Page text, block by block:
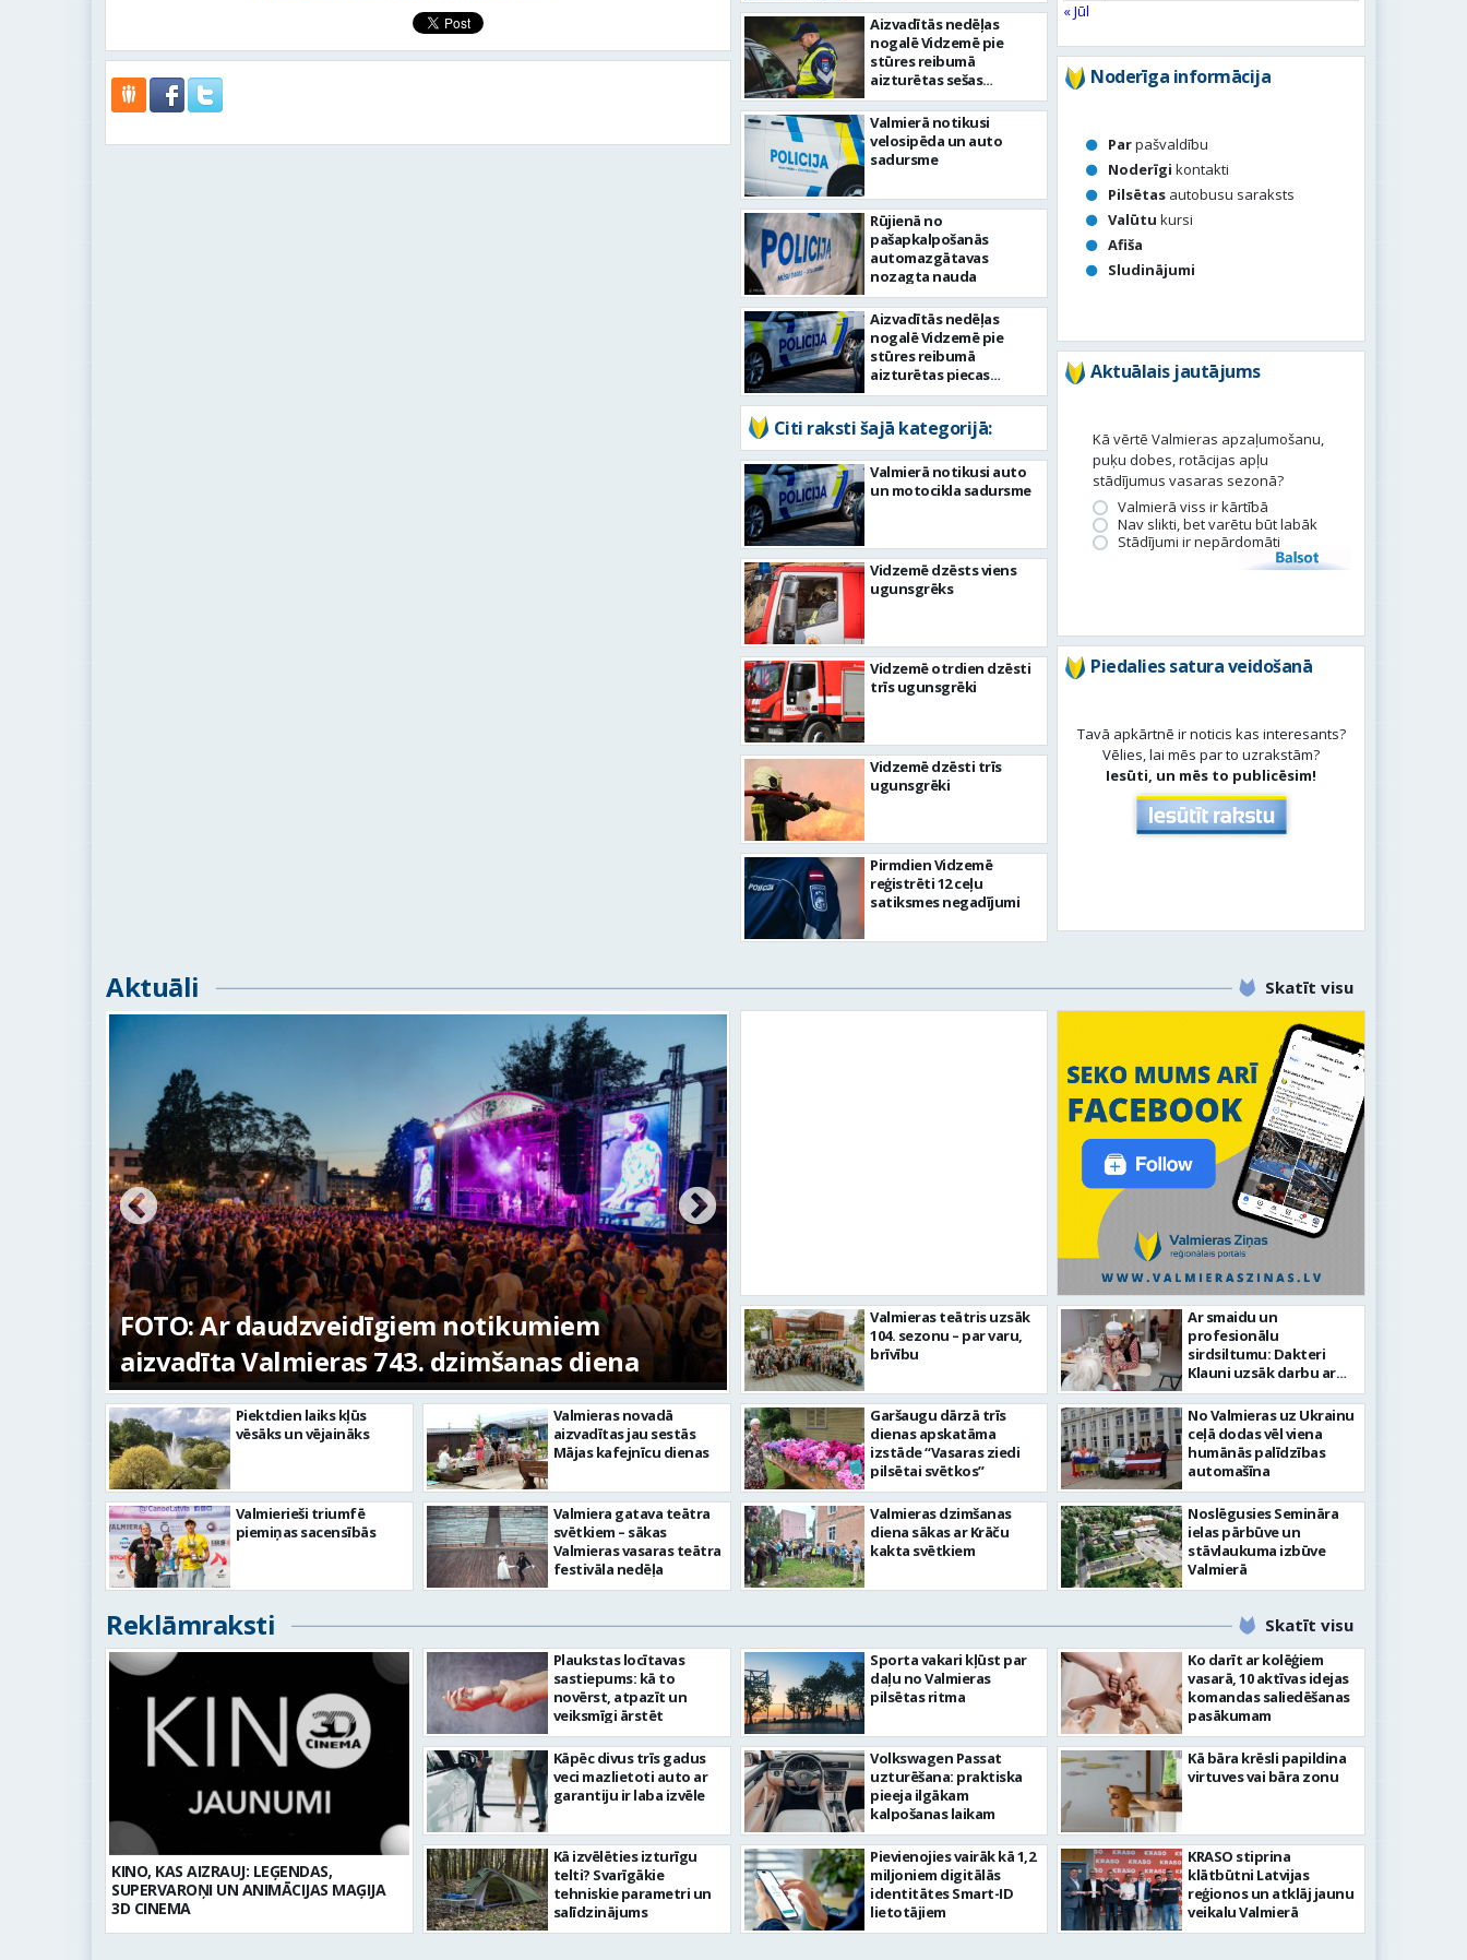
Aizvadītās nedēļas
nogalē Vidzemē pie
stūres reibumā
aizturētas sešas
personas
Valmierā notikusi
velosipēda un auto
sadursme
Rūjienā no
pašapkalpošanās
automazgātavas
nozagta nauda
Aizvadītās nedēļas
nogalē Vidzemē pie
stūres reibumā
aizturētas piecas
personas
Citi raksti šajā kategorijā:
Valmierā notikusi auto
un motocikla sadursme
Vidzemē dzēsts viens
ugunsgrēks
Vidzemē otrdien dzēsti
trīs ugunsgrēki
Vidzemē dzēsti trīs
ugunsgrēki
Pirmdien Vidzemē
reģistrēti 12 ceļu
satiksmes negadījumi
« Jūl
Noderīga informācija
Parpašvaldību
Noderīgi kontakti
Pilsētas autobusu saraksts
Valūtu kursi
Afiša
Sludinājumi
Aktuālais jautājums
Kā vērtē Valmieras apzaļumošanu,
puķu dobes, rotācijas apļu
stādījumus vasaras sezonā?
Valmierā viss ir kārtībā
Nav slikti, bet varētu būt labāk
Stādījumi ir nepārdomāti
Balsot
Piedalies satura veidošanā
Tavā apkārtnē ir noticis kas interesants?
Vēlies, lai mēs par to uzrakstām?
Iesūti, un mēs to publicēsim!
Aktuāli Skatīt visu
FOTO: Ar daudzveidīgiem notikumiem
aizvadīta Valmieras 743. dzimšanas diena
FOTO: Valmieras pilsētas svētku gājiens 2026
Piektdien laiks kļūs
vēsāks un vējaināks
Valmierieši triumfē
piemiņas sacensībās
Valmieras novadā
aizvadītas jau sestās
Mājas kafejnīcu dienas
Valmiera gatava teātra
svētkiem – sākas
Valmieras vasaras teātra
festivāla nedēļa
Valmieras teātris uzsāk
104. sezonu – par varu,
brīvību
Garšaugu dārzā trīs
dienas apskatāma
izstāde “Vasaras ziedi
pilsētai svētkos”
Valmieras dzimšanas
diena sākas ar Krāču
kakta svētkiem
Ar smaidu un
profesionālu
sirdsiltumu: Dakteri
Klauni uzsāk darbu ar
senioriem Vidzemes
slimnīcā
No Valmieras uz Ukrainu
ceļā dodas vēl viena
humānās palīdzības
automašīna
Noslēgusies Semināra
ielas pārbūve un
stāvlaukuma izbūve
Valmierā
Reklāmraksti Skatīt visu
KINO, KAS AIZRAUJ: LEĢENDAS,
SUPERVAROŅI UN ANIMĀCIJAS MAĢIJA
3D CINEMA
Plaukstas locītavas
sastiepums: kā to
novērst, atpazīt un
veiksmīgi ārstēt
Kāpēc divus trīs gadus
veci mazlietoti auto ar
garantiju ir laba izvēle
Kā izvēlēties izturīgu
telti? Svarīgākie
tehniskie parametri un
salīdzinājums
Sporta vakari kļūst par
daļu no Valmieras
pilsētas ritma
Volkswagen Passat
uzturēšana: praktiska
pieeja ilgākam
kalpošanas laikam
Pievienojies vairāk kā 1,2
miljoniem digitālās
identitātes Smart-ID
lietotājiem
Ko darīt ar kolēģiem
vasarā, 10 aktīvas idejas
komandas saliedēšanas
pasākumam
Kā bāra krēsli papildina
virtuves vai bāra zonu
KRASO stiprina
klātbūtni Latvijas
reģionos un atklāj jaunu
veikalu Valmierā